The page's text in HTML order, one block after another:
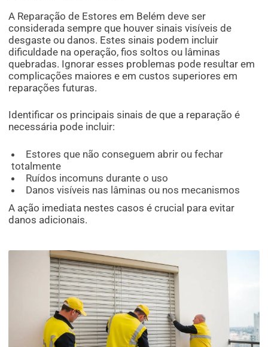
A Reparação de Estores em Belém deve ser
considerada sempre que houver sinais visíveis de
desgaste ou danos. Estes sinais podem incluir
dificuldade na operação, fios soltos ou lâminas
quebradas. Ignorar esses problemas pode resultar em
complicações maiores e em custos superiores em
reparações futuras.
Identificar os principais sinais de que a reparação é
necessária pode incluir:
Estores que não conseguem abrir ou fechar
totalmente
Ruídos incomuns durante o uso
Danos visíveis nas lâminas ou nos mecanismos
A ação imediata nestes casos é crucial para evitar
danos adicionais.